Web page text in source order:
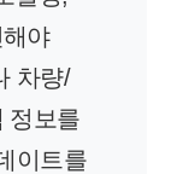
야
차량/
정보를
이트를